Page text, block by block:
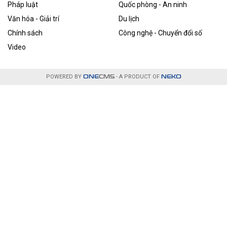
Pháp luật
Quốc phòng - An ninh
Văn hóa - Giải trí
Du lịch
Chính sách
Công nghệ - Chuyển đổi số
Video
POWERED BY ONECMS- A PRODUCT OF NEKO